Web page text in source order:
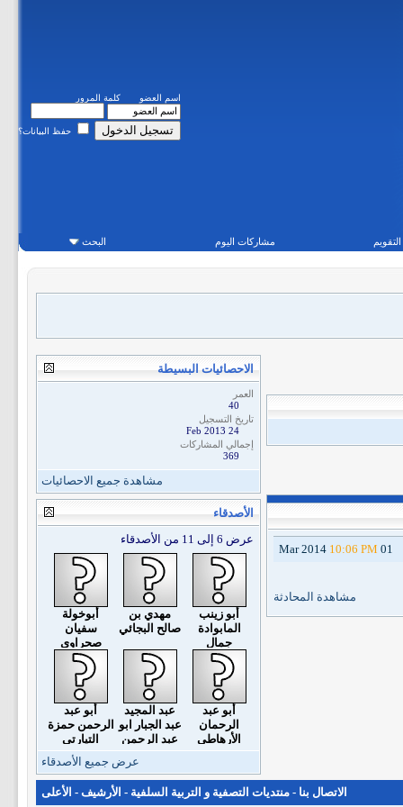
اسم العضو كلمة المرور
حفظ البيانات؟
التقويم مشاركات اليوم البحث
01 Mar 2014
10:06 PM
مشاهدة المحادثة
الاحصائيات البسيطة
العمر
40
تاريخ التسجيل
24 Feb 2013
إجمالي المشاركات
369
مشاهدة جميع الاحصائيات
الأصدقاء
عرض 6 إلى 11 من الأصدقاء
أبو زينب
المابوادة
جمال
مهدي بن
صالح البجائي
أبوخولة
سفيان
صحراوي
أبو عبد
الرحمان
الأرهاطي
عبد المجيد
عبد الجبار ابو
عبد الرحمن
أبو عبد
الرحمن حمزة
التيارتي
عرض جميع الأصدقاء
الاتصال بنا - منتديات التصفية و التربية السلفية - الأرشيف - الأعلى